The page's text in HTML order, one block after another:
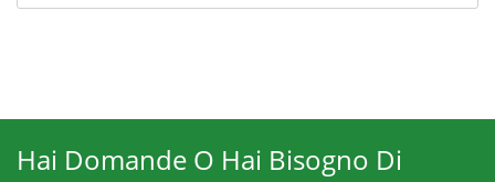
Hai Domande O Hai Bisogno Di